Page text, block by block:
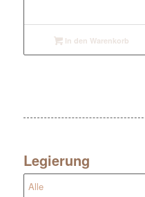
In den Warenkorb
Legierung